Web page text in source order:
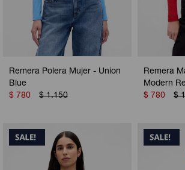
Remera Polera Mujer - Union
Blue
$ 780 $ 1.150
Remera
Modern
$ 780 $